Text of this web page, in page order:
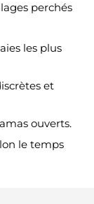
perchés
les plus
et
ouverts.
le temps